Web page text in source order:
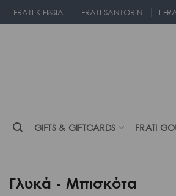
Μετάβαση
στο
I FRATI KIFISSIA I FRATI SANTORINI I
GIFTS & GIFTCARDS FRATI
Γλυκά - Μπισκότα